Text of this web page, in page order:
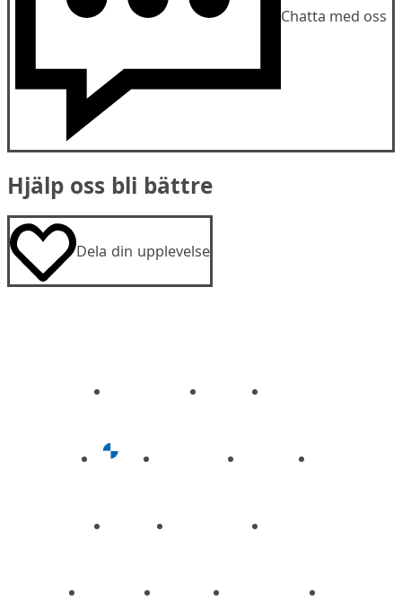
Chatta med oss
Hjälp oss bli bättre
Dela din upplevelse